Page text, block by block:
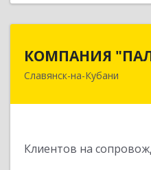
КОМПАНИЯ
Славянск-на-Кубани
Клиентов на
353560,